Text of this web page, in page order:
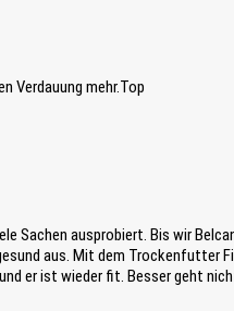
Verdauung mehr.Top
Sachen ausprobiert. Bis wir
aus. Mit dem Trockenfutter
er ist wieder fit. Besser geht